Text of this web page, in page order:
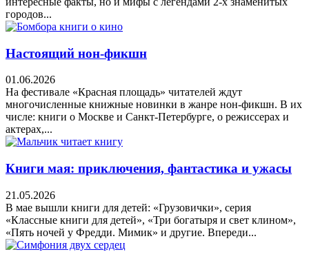
городов...
Настоящий нон-фикшн
01.06.2026
На фестивале «Красная площадь» читателей ждут
многочисленные книжные новинки в жанре нон-фикшн. В их
числе: книги о Москве и Санкт-Петербурге, о режиссерах и
актерах,...
Книги мая: приключения, фантастика и ужасы
21.05.2026
В мае вышли книги для детей: «Грузовички», серия
«Классные книги для детей», «Три богатыря и свет клином»,
«Пять ночей у Фредди. Мимик» и другие. Впереди...